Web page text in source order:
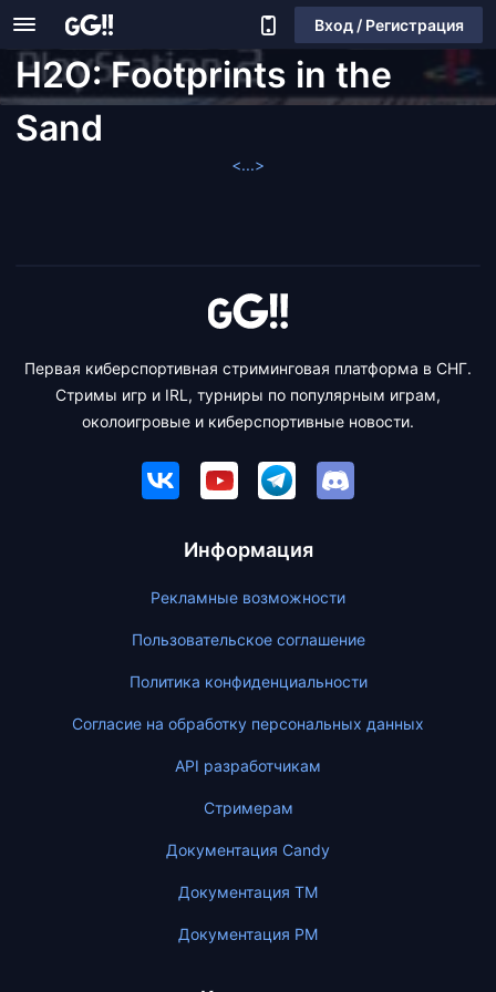
Вход / Регистрация
H2O: Footprints in the
Sand
<...>
Первая киберспортивная стриминговая платформа в СНГ.
Стримы игр и IRL, турниры по популярным играм,
околоигровые и киберспортивные новости.
Информация
Рекламные возможности
Пользовательское соглашение
Политика конфиденциальности
Согласие на обработку персональных данных
API разработчикам
Стримерам
Документация Candy
Документация ТМ
Документация PM